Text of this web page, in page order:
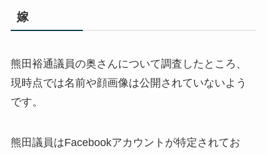
嫁
熊田裕通議員の奥さんについて調査したところ、
現時点では名前や顔画像は公開されていないよう
です。
熊田議員はFacebookアカウントが特定されてお